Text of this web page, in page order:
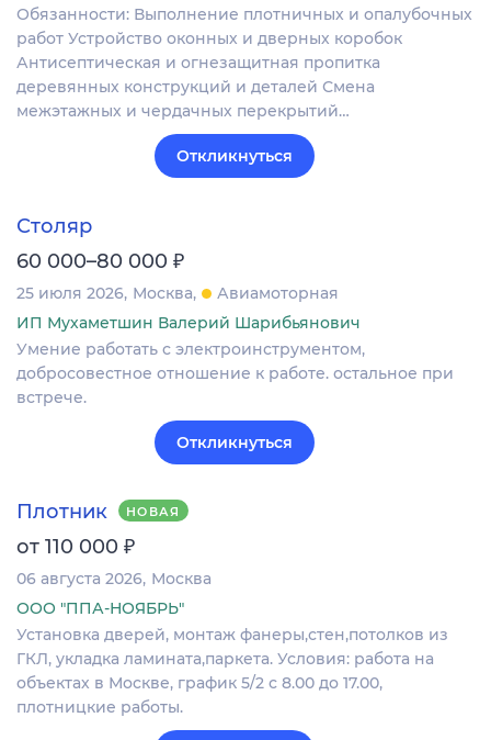
Обязанности: Выполнение плотничных и опалубочных
работ Устройство оконных и дверных коробок
Антисептическая и огнезащитная пропитка
деревянных конструкций и деталей Смена
межэтажных и чердачных перекрытий…
Откликнуться
Столяр
60 000–80 000 ₽
25 июля 2026 Москва
Авиамоторная
ИП Мухаметшин Валерий Шарибьянович
Умение работать с электроинструментом,
добросовестное отношение к работе. остальное при
встрече.
Откликнуться
Плотник НОВАЯ
от 110 000 ₽
06 августа 2026 Москва
ООО "ППА-НОЯБРЬ"
Установка дверей, монтаж фанеры,стен,потолков из
ГКЛ, укладка ламината,паркета. Условия: работа на
объектах в Москве, график 5/2 с 8.00 до 17.00,
плотницкие работы.